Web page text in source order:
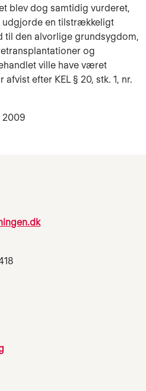
blev dog samtidig vurderet,
udgjorde en tilstrækkeligt
til den alvorlige grundsygdom,
og
ville have været
efter KEL § 20, stk. 1, nr.
2009